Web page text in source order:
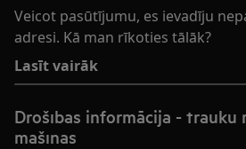
Veicot pasūtījumu, es ievadīju
adresi. Kā man rīkoties tālāk?
Lasīt vairāk
Drošības informācija - trauku
mašīnas